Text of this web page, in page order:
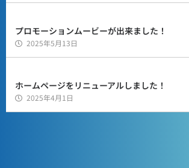
プロモーションムービーが出来ました！
2025年5月13日
ホームページをリニューアルしました！
2025年4月1日